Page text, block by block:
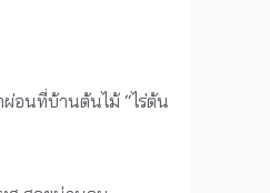
อนที่บ้านต้นไม้ “ไร่ต้น